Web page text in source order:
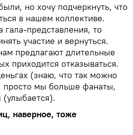
но хочу подчеркнуть, что
в нашем коллективе.
гала-представления, то
участие и вернуться.
предлагают длительные
приходится отказываться.
(знаю, что так можно
просто мы больше фанаты,
наверное, тоже